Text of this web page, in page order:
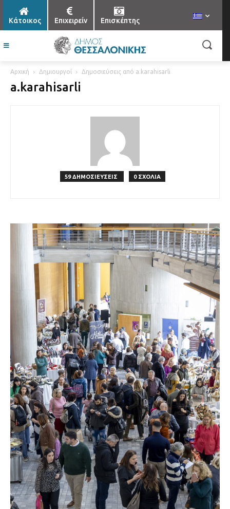
Κάτοικος Επιχειρείν Επισκέπτης
Αρχική Δημιουργοί Δημοσιεύσεις από a.karahisarli
a.karahisarli
59 ΔΗΜΟΣΙΕΥΣΕΙΣ 0 ΣΧΟΛΙΑ